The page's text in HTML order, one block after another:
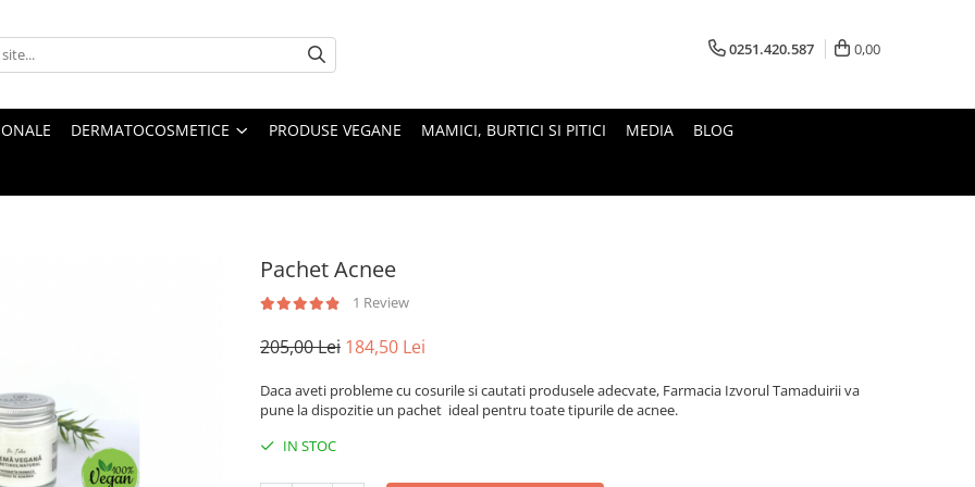
0251.420.587 0,00
DERMATOCOSMETICE PRODUSE VEGANE MAMICI, BURTICI SI PITICI MEDIA BLOG
Pachet Acnee
1 Review
205,00 Lei 184,50 Lei
Daca aveti probleme cu cosurile si cautati produsele adecvate, Farmacia Izvorul Tamaduirii va
pune la dispozitie un pachet ideal pentru toate tipurile de acnee.
IN STOC